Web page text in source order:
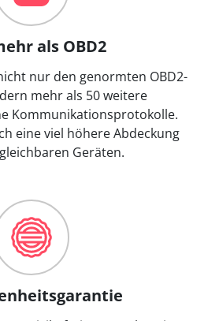
als OBD2
nur den genormten OBD2-
mehr als 50 weitere
Kommunikationsprotokolle.
eine viel höhere Abdeckung
Geräten.